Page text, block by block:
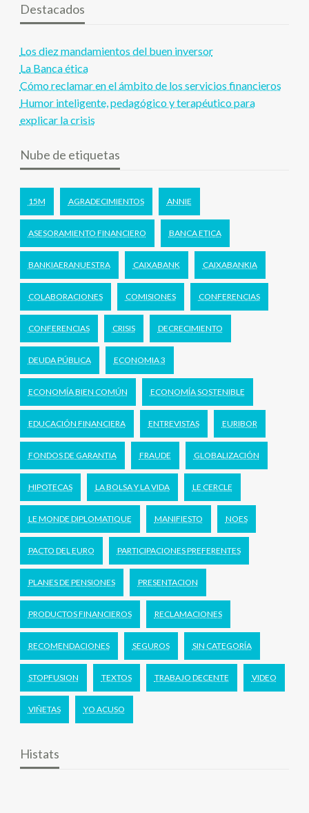
Destacados
Los diez mandamientos del buen inversor
La Banca ética
Cómo reclamar en el ámbito de los servicios financieros
Humor inteligente, pedagógico y terapéutico para
explicar la crisis
Nube de etiquetas
15M AGRADECIMIENTOS ANNIE
ASESORAMIENTO FINANCIERO BANCA ETICA
BANKIAERANUESTRA CAIXABANK CAIXABANKIA
COLABORACIONES COMISIONES CONFERENCIAS
CONFERENCIAS CRISIS DECRECIMIENTO
DEUDA PÚBLICA ECONOMIA 3
ECONOMÍA BIEN COMÚN ECONOMÍA SOSTENIBLE
EDUCACIÓN FINANCIERA ENTREVISTAS EURIBOR
FONDOS DE GARANTIA FRAUDE GLOBALIZACIÓN
HIPOTECAS LA BOLSA Y LA VIDA LE CERCLE
LE MONDE DIPLOMATIQUE MANIFIESTO NOES
PACTO DEL EURO PARTICIPACIONES PREFERENTES
PLANES DE PENSIONES PRESENTACION
PRODUCTOS FINANCIEROS RECLAMACIONES
RECOMENDACIONES SEGUROS SIN CATEGORÍA
STOPFUSION TEXTOS TRABAJO DECENTE VIDEO
VIÑETAS YO ACUSO
Histats